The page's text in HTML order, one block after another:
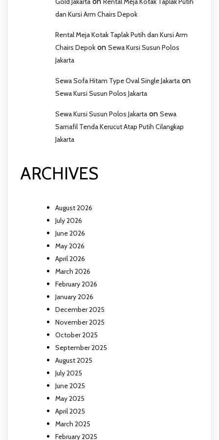
dan Kursi Arm Chairs Depok
Rental Meja Kotak Taplak Putih dan Kursi Arm
Chairs Depok on Sewa Kursi Susun Polos
Jakarta
Sewa Sofa Hitam Type Oval Single Jakarta on
Sewa Kursi Susun Polos Jakarta
Sewa Kursi Susun Polos Jakarta on Sewa
Sarnafil Tenda Kerucut Atap Putih Cilangkap
Jakarta
ARCHIVES
August 2026
July 2026
June 2026
May 2026
April 2026
March 2026
February 2026
January 2026
December 2025
November 2025
October 2025
September 2025
August 2025
July 2025
June 2025
May 2025
April 2025
March 2025
February 2025